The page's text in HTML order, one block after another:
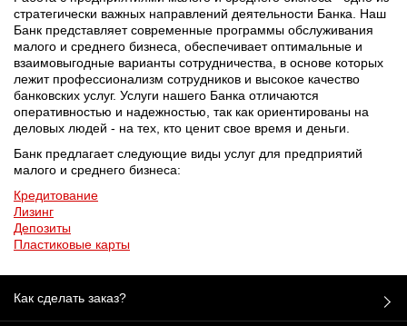
стратегически важных направлений деятельности Банка. Наш
Банк представляет современные программы обслуживания
малого и среднего бизнеса, обеспечивает оптимальные и
взаимовыгодные варианты сотрудничества, в основе которых
лежит профессионализм сотрудников и высокое качество
банковских услуг. Услуги нашего Банка отличаются
оперативностью и надежностью, так как ориентированы на
деловых людей - на тех, кто ценит свое время и деньги.
Банк предлагает следующие виды услуг для предприятий
малого и среднего бизнеса:
Кредитование
Лизинг
Депозиты
Пластиковые карты
Как сделать заказ?